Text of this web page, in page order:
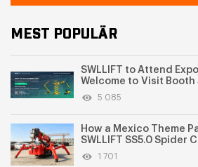
MEST POPULÄR
SWLLIFT to Attend
Welcome to Visit Booth
5 085
How a Mexico Theme
SWLLIFT SS5.0 Spider
1 701